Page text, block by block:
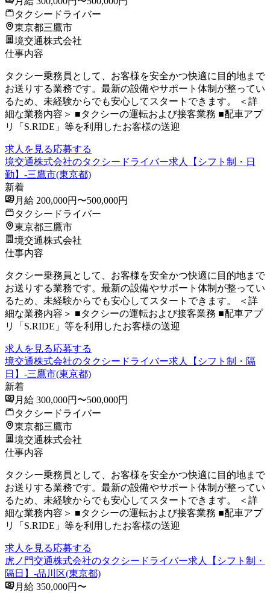
タクシードライバー
東京都三鷹市
境交通株式会社
仕事内容
タクシー乗務員として、お客様を安全かつ快適に目的地まで
お送りする業務です。最新の設備やサポート体制が整ってい
るため、未経験からでも安心してスタートできます。 ＜詳
細な業務内容＞ ■タクシーの運転および接客業務 ■配車アプ
リ「S.RIDE」等を利用したお客様の送迎
求人を見る応募する
境交通株式会社のタクシードライバー求人【シフト制・日
勤】-三鷹市(東京都)
新着
月給 200,000円〜500,000円
タクシードライバー
東京都三鷹市
境交通株式会社
仕事内容
タクシー乗務員として、お客様を安全かつ快適に目的地まで
お送りする業務です。最新の設備やサポート体制が整ってい
るため、未経験からでも安心してスタートできます。 ＜詳
細な業務内容＞ ■タクシーの運転および接客業務 ■配車アプ
リ「S.RIDE」等を利用したお客様の送迎
求人を見る応募する
境交通株式会社のタクシードライバー求人【シフト制・隔
日】-三鷹市(東京都)
新着
月給 300,000円〜500,000円
タクシードライバー
東京都三鷹市
境交通株式会社
仕事内容
タクシー乗務員として、お客様を安全かつ快適に目的地まで
お送りする業務です。最新の設備やサポート体制が整ってい
るため、未経験からでも安心してスタートできます。 ＜詳
細な業務内容＞ ■タクシーの運転および接客業務 ■配車アプ
リ「S.RIDE」等を利用したお客様の送迎
求人を見る応募する
虎ノ門交通株式会社のタクシードライバー求人【シフト制・
隔日】-品川区(東京都)
月給 350,000円〜